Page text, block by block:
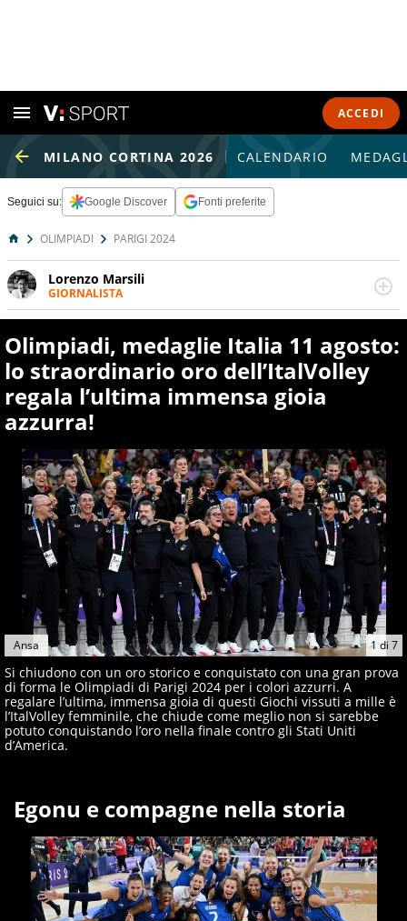
ACCEDI
MILANO CORTINA 2026 CALENDARIO
Seguici su: Google Discover Fonti preferite
OLIMPIADI PARIGI 2024
Lorenzo Marsili
GIORNALISTA
Giornalista pubblicista, redattore, divulgatore. E' una
evento e lo fa come pochi altri
Olimpiadi, medaglie Italia 11 agosto:
lo straordinario oro dell’ItalVolley
regala l’ultima immensa gioia
azzurra!
1 di 7
Ansa
Si chiudono con un oro storico e conquistato con una gran prova
di forma le Olimpiadi di Parigi 2024 per i colori azzurri. A
regalare l’ultima, immensa gioia di questi Giochi vissuti a mille è
l’ItalVolley femminile, che chiude come meglio non si sarebbe
potuto conquistando l’oro nella finale contro gli Stati Uniti
d’America.
Egonu e compagne nella storia